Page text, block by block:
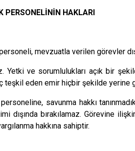
PERSONELİNİN HAKLARI
mevzuatla verilen görevler
Yetki ve sorumlulukları açık bir
teşkil eden emir hiçbir şekilde yerine
savunma hakkı
dışında bırakılamaz. Görevine
hakkına sahiptir.